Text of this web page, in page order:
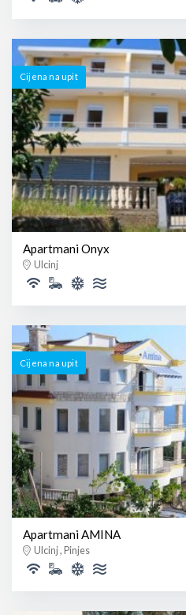
Cijena na upit
Apartmani Onyx
Ulcinj
Cijena na upit
Apartmani AMINA
Ulcinj , Pinjes